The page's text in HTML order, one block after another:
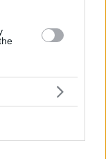
para que
y el
QR para el
con Recafy.